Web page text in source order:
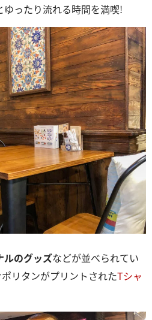
ったり流れる時間を満喫!
ルのグッズなどが並べられてい
リタンがプリントされたTシャ